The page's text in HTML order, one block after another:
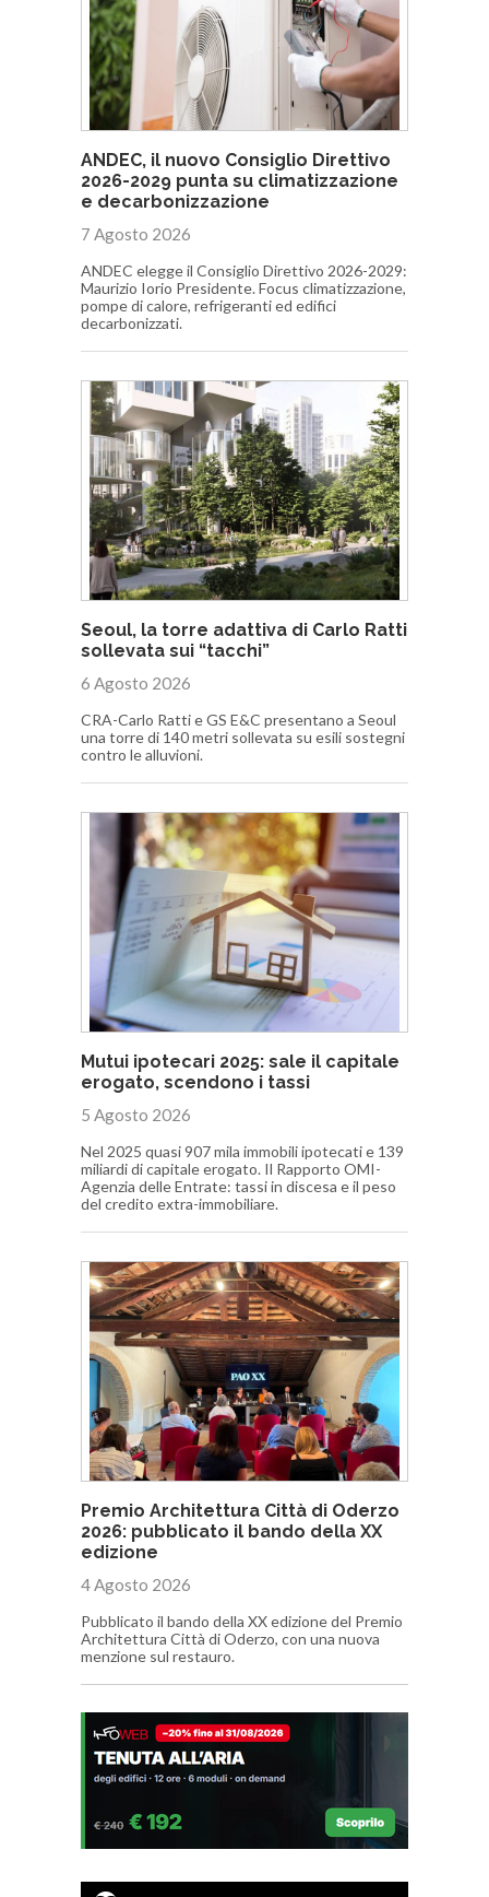
ANDEC, il nuovo Consiglio Direttivo
2026-2029 punta su climatizzazione
e decarbonizzazione
7 Agosto 2026
ANDEC elegge il Consiglio Direttivo 2026-2029:
Maurizio Iorio Presidente. Focus climatizzazione,
pompe di calore, refrigeranti ed edifici
decarbonizzati.
Seoul, la torre adattiva di Carlo Ratti
sollevata sui “tacchi”
6 Agosto 2026
CRA-Carlo Ratti e GS E&C presentano a Seoul
una torre di 140 metri sollevata su esili sostegni
contro le alluvioni.
Mutui ipotecari 2025: sale il capitale
erogato, scendono i tassi
5 Agosto 2026
Nel 2025 quasi 907 mila immobili ipotecati e 139
miliardi di capitale erogato. Il Rapporto OMI-
Agenzia delle Entrate: tassi in discesa e il peso
del credito extra-immobiliare.
Premio Architettura Città di Oderzo
2026: pubblicato il bando della XX
edizione
4 Agosto 2026
Pubblicato il bando della XX edizione del Premio
Architettura Città di Oderzo, con una nuova
menzione sul restauro.